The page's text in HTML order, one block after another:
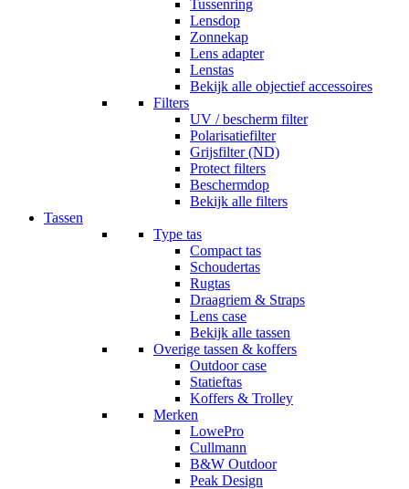
Tussenring
Lensdop
Zonnekap
Lens adapter
Lenstas
Bekijk alle objectief accessoires
Filters
UV / bescherm filter
Polarisatiefilter
Grijsfilter (ND)
Protect filters
Beschermdop
Bekijk alle filters
Tassen
Type tas
Compact tas
Schoudertas
Rugtas
Draagriem & Straps
Lens case
Bekijk alle tassen
Overige tassen & koffers
Outdoor case
Statieftas
Koffers & Trolley
Merken
LowePro
Cullmann
B&W Outdoor
Peak Design